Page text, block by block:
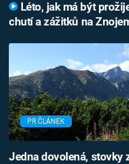
Léto, jak má být
chutí a zážitků na
PR ČLÁNEK
Jedna dovolená, stovky